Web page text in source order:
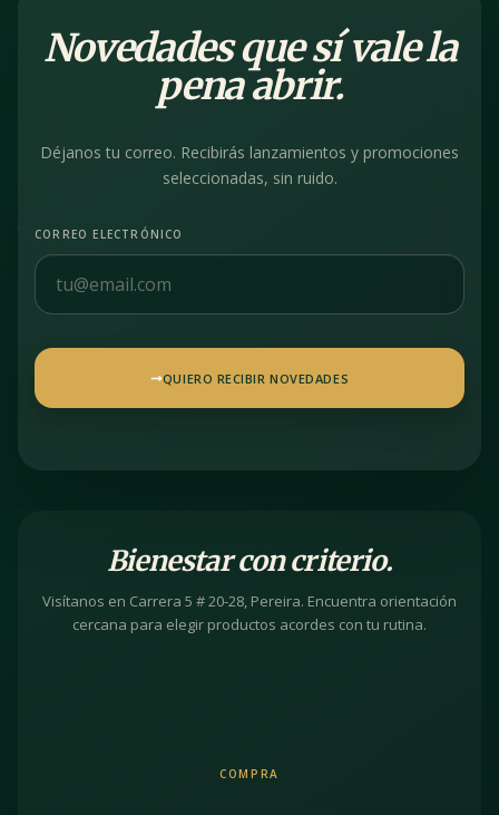
Novedades que sí vale la
pena abrir.
Déjanos tu correo. Recibirás lanzamientos y promociones
seleccionadas, sin ruido.
CORREO ELECTRÓNICO
QUIERO RECIBIR NOVEDADES
Bienestar con criterio.
Visítanos en Carrera 5 # 20-28, Pereira. Encuentra orientación
cercana para elegir productos acordes con tu rutina.
COMPRA